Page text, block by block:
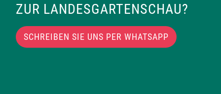
ZUR LANDESGARTENSCHAU?
SCHREIBEN SIE UNS PER WHATSAPP